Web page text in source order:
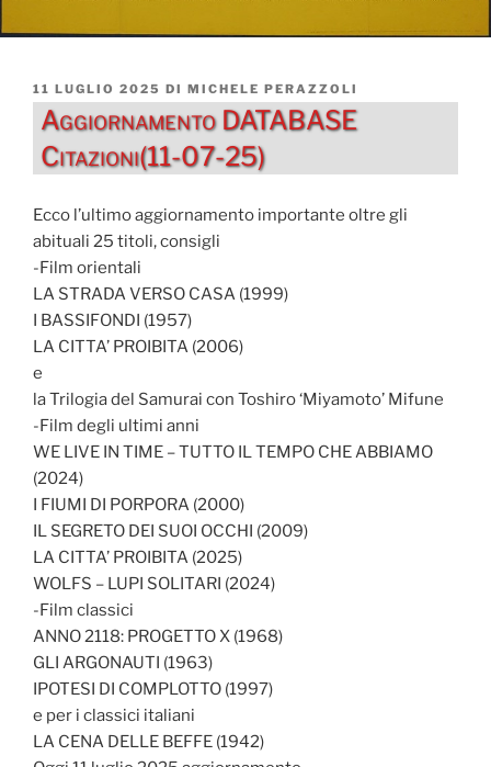
PUBBLICATO
IL
11 LUGLIO 2025 DI MICHELE PERAZZOLI
Aggiornamento DATABASE
Citazioni(11-07-25)
Ecco l’ultimo aggiornamento importante oltre gli
abituali 25 titoli, consigli
-Film orientali
LA STRADA VERSO CASA (1999)
I BASSIFONDI (1957)
LA CITTA’ PROIBITA (2006)
e
la Trilogia del Samurai con Toshiro ‘Miyamoto’ Mifune
-Film degli ultimi anni
WE LIVE IN TIME – TUTTO IL TEMPO CHE ABBIAMO
(2024)
I FIUMI DI PORPORA (2000)
IL SEGRETO DEI SUOI OCCHI (2009)
LA CITTA’ PROIBITA (2025)
WOLFS – LUPI SOLITARI (2024)
-Film classici
ANNO 2118: PROGETTO X (1968)
GLI ARGONAUTI (1963)
IPOTESI DI COMPLOTTO (1997)
e per i classici italiani
LA CENA DELLE BEFFE (1942)